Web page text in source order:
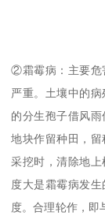
②霜霉病：主要危
严重。土壤中的
的分生孢子借风
地块作留种田，
采挖时，清除地
度大是霜霉病发
度。合理轮作，即